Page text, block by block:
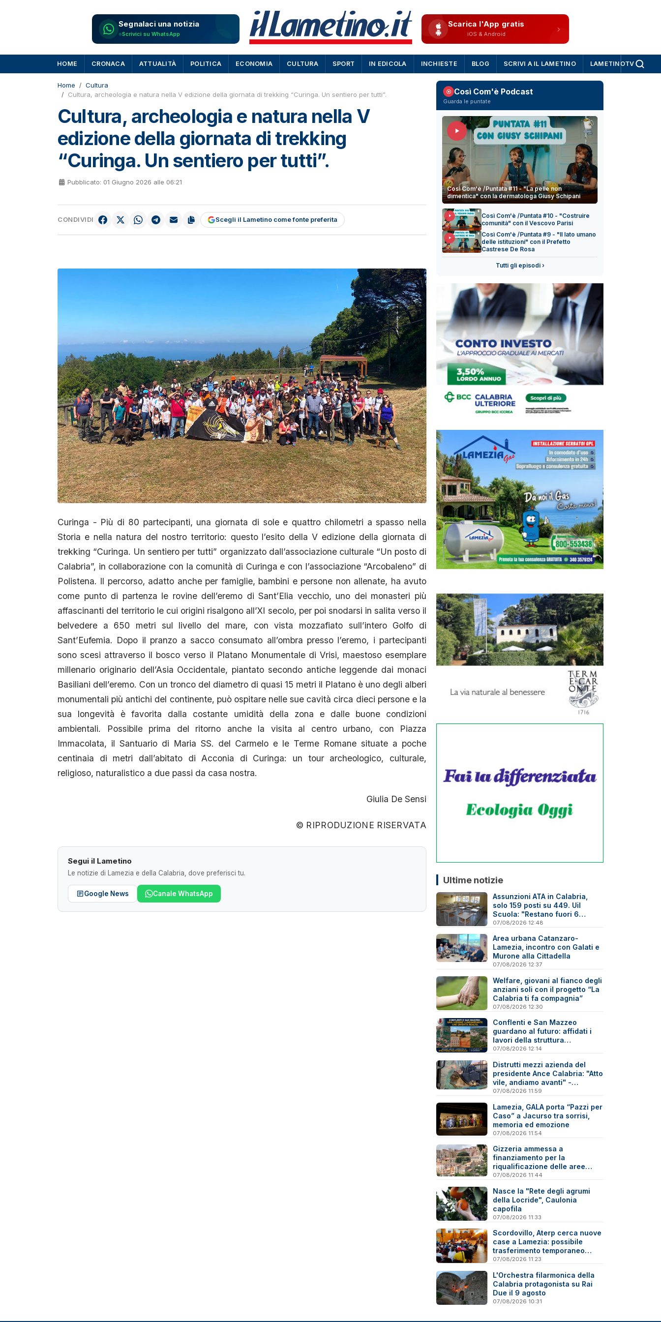
Segnalaci una notizia
Scrivici su WhatsApp
Scarica l'App gratis
iOS & Android
HOME CRONACA ATTUALITÀ POLITICA ECONOMIA CULTURA SPORT IN EDICOLA INCHIESTE BLOG SCRIVI A IL LAMETINO LAMETINOTV
Home
Cultura
Cultura, archeologia e natura nella V edizione della giornata di trekking “Curinga. Un sentiero per tutti”.
Cultura, archeologia e natura nella V
edizione della giornata di trekking
“Curinga. Un sentiero per tutti”.
Pubblicato: 01 Giugno 2026 alle 06:21
CONDIVIDI Scegli il Lametino come fonte preferita
Curinga - Più di 80 partecipanti, una giornata di sole e quattro chilometri a spasso nella
Storia e nella natura del nostro territorio: questo l’esito della V edizione della giornata di
trekking “Curinga. Un sentiero per tutti” organizzato dall’associazione culturale “Un posto di
Calabria”, in collaborazione con la comunità di Curinga e con l’associazione “Arcobaleno” di
Polistena. Il percorso, adatto anche per famiglie, bambini e persone non allenate, ha avuto
come punto di partenza le rovine dell’eremo di Sant’Elia vecchio, uno dei monasteri più
affascinanti del territorio le cui origini risalgono all’XI secolo, per poi snodarsi in salita verso il
belvedere a 650 metri sul livello del mare, con vista mozzafiato sull’intero Golfo di
Sant’Eufemia. Dopo il pranzo a sacco consumato all’ombra presso l’eremo, i partecipanti
sono scesi attraverso il bosco verso il Platano Monumentale di Vrisi, maestoso esemplare
millenario originario dell’Asia Occidentale, piantato secondo antiche leggende dai monaci
Basiliani dell’eremo. Con un tronco del diametro di quasi 15 metri il Platano è uno degli alberi
monumentali più antichi del continente, può ospitare nelle sue cavità circa dieci persone e la
sua longevità è favorita dalla costante umidità della zona e dalle buone condizioni
ambientali. Possibile prima del ritorno anche la visita al centro urbano, con Piazza
Immacolata, il Santuario di Maria SS. del Carmelo e le Terme Romane situate a poche
centinaia di metri dall’abitato di Acconia di Curinga: un tour archeologico, culturale,
religioso, naturalistico a due passi da casa nostra.
Giulia De Sensi
© RIPRODUZIONE RISERVATA
Segui il Lametino
Le notizie di Lamezia e della Calabria, dove preferisci tu.
Google News Canale WhatsApp
Così Com'è Podcast
Guarda le puntate
Così Com'è /Puntata #11 - "La pelle non
dimentica" con la dermatologa Giusy Schipani
Così Com'è /Puntata #10 - "Costruire
comunità" con il Vescovo Parisi
Così Com'è /Puntata #9 - "Il lato umano
delle istituzioni" con il Prefetto
Castrese De Rosa
Tutti gli episodi ›
Ultime notizie
Assunzioni ATA in Calabria,
solo 159 posti su 449. Uil
Scuola: "Restano fuori 6
precari su 10"
07/08/2026 12:48
Area urbana Catanzaro-
Lamezia, incontro con Galati e
Murone alla Cittadella
07/08/2026 12:37
Welfare, giovani al fianco degli
anziani soli con il progetto “La
Calabria ti fa compagnia”
07/08/2026 12:30
Conflenti e San Mazzeo
guardano al futuro: affidati i
lavori della struttura
polifunzionale
07/08/2026 12:14
Distrutti mezzi azienda del
presidente Ance Calabria: "Atto
vile, andiamo avanti" -
Reazioni
07/08/2026 11:59
Lamezia, GALA porta “Pazzi per
Caso” a Jacurso tra sorrisi,
memoria ed emozione
07/08/2026 11:54
Gizzeria ammessa a
finanziamento per la
riqualificazione delle aree
degradate
07/08/2026 11:44
Nasce la "Rete degli agrumi
della Locride", Caulonia
capofila
07/08/2026 11:33
Scordovillo, Aterp cerca nuove
case a Lamezia: possibile
trasferimento temporaneo
nell’hinterland per alcune
07/08/2026 11:23
L'Orchestra filarmonica della
Calabria protagonista su Rai
Due il 9 agosto
07/08/2026 10:31